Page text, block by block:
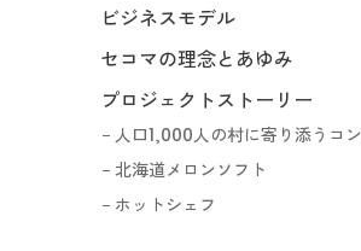
ビジネスモデル
セコマの理念とあゆみ
プロジェクトストーリー
人口1,000人の村に寄り添うコ
北海道メロンソフト
ホットシェフ